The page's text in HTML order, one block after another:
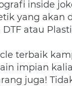
inside
yang akan
atau
terbaik
impian
juga!